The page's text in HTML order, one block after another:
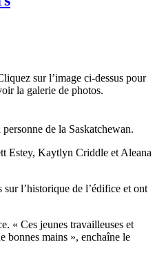
sur l’image ci-dessus pour
la galerie de photos.
de la Saskatchewan.
Estey, Kaytlyn Criddle et Aleana
l’historique de l’édifice et ont
« Ces jeunes travailleuses et
bonnes mains », enchaîne le